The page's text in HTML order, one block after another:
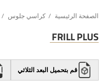
الصفحة الرئيسية كراسي جلوس
FRILL PLUS
قم بتحميل البعد الثلاثي